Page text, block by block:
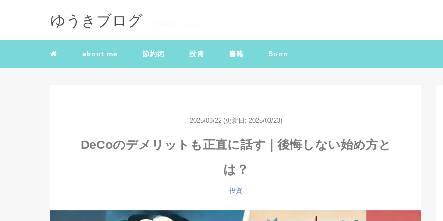
ゆうきブログ
about me 節約術 投資 書籍 Soon
2025/03/22 (更新日: 2025/03/23)
DeCoのデメリットも正直に話す｜後悔しない始め方と
は？
投資